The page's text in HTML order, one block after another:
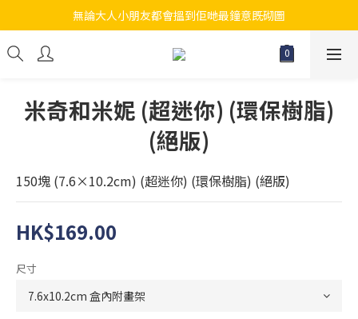
江帆天楊砌圖
無論大人小朋友都會搵到佢哋最鐘意既砌圖
江帆天楊砌圖
米奇和米妮 (超迷你) (環保樹脂)
(絕版)
150塊 (7.6×10.2cm) (超迷你) (環保樹脂) (絕版)
HK$169.00
尺寸